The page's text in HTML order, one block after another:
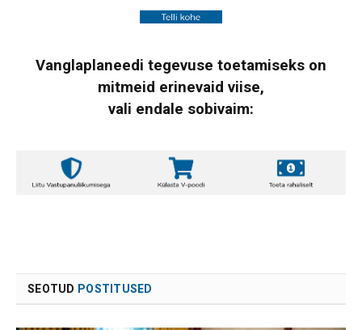
Vanglaplaneedi tegevuse toetamiseks on
mitmeid erinevaid viise,
vali endale sobivaim:
SEOTUD POSTITUSED